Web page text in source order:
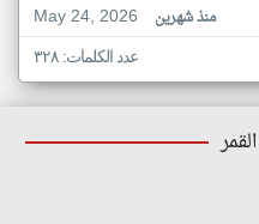
May 24, 2026
منذ شهرين
عدد الكلمات: ٣٢٨